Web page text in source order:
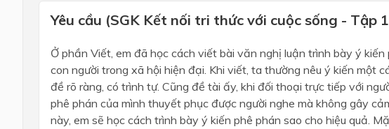
Yêu cầu (SGK Kết nối tri thức với cuộc sống - Tập
Ở phần Viết, em đã học cách viết bài văn nghị luận trình bày ý
con người trong xã hội hiện đại. Khi viết, ta thường nêu ý kiến một
đề rõ ràng, có trình tự. Cũng đề tài ấy, khi đối thoại trực tiếp với
phê phán của mình thuyết phục được người nghe mà không gây
này, em sẽ học cách trình bày ý kiến phê phán sao cho hiệu quả.